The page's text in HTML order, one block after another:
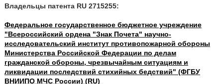
Владельцы патента RU 2715255:
Федеральное государственное бюджетное учреждение
"Всероссийский ордена "Знак Почета" научно-
исследовательский институт противопожарной обороны
Министерства Российской Федерации по делам
гражданской обороны, чрезвычайным ситуациям и
ликвидации последствий стихийных бедствий" (ФГБУ
ВНИИПО МЧС России) (RU)